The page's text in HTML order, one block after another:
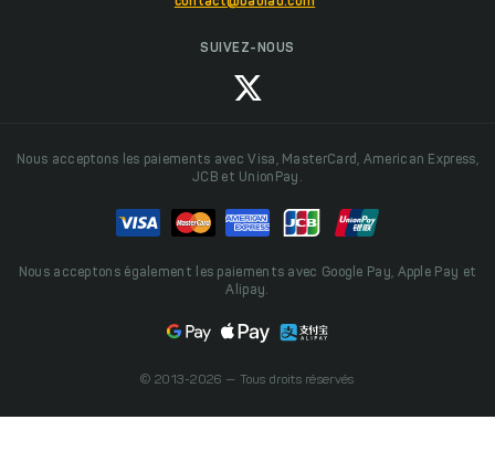
contact@baolau.com
SUIVEZ-NOUS
Nous acceptons les paiements avec Visa, MasterCard, American Express,
JCB et UnionPay.
Nous acceptons également les paiements avec Google Pay, Apple Pay et
Alipay.
© 2013-2026 — Tous droits réservés